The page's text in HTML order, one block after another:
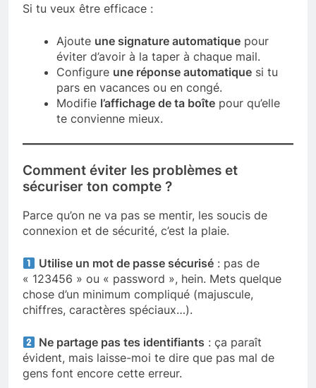
Si tu veux être efficace :
Ajoute une signature automatique pour
éviter d’avoir à la taper à chaque mail.
Configure une réponse automatique si tu
pars en vacances ou en congé.
Modifie l’affichage de ta boîte pour qu’elle
te convienne mieux.
Comment éviter les problèmes et
sécuriser ton compte ?
Parce qu’on ne va pas se mentir, les soucis de
connexion et de sécurité, c’est la plaie.
Utilise un mot de passe sécurisé : pas de
« 123456 » ou « password », hein. Mets quelque
chose d’un minimum compliqué (majuscule,
chiffres, caractères spéciaux…).
Ne partage pas tes identifiants : ça paraît
évident, mais laisse-moi te dire que pas mal de
gens font encore cette erreur.